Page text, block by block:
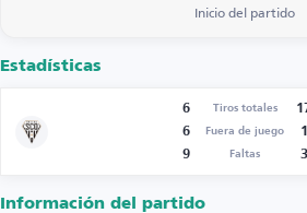
Inicio del partido
Estadísticas
6 Tiros totales
6
Fuera de juego
1
9
Faltas 3
Información del partido